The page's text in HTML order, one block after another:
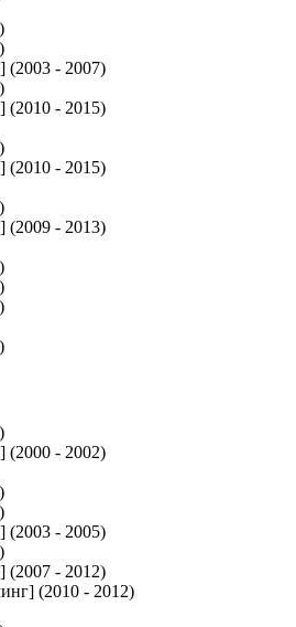
(2003 - 2007)
(2010 - 2015)
(2010 - 2015)
(2009 - 2013)
(2000 - 2002)
(2003 - 2005)
(2007 - 2012)
(2010 - 2012)